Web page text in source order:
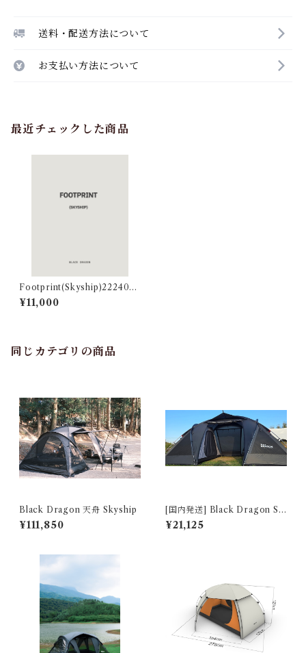
送料・配送方法について
お支払い方法について
最近チェックした商品
Footprint(Skyship)2224041
3004
¥11,000
同じカテゴリの商品
Black Dragon 天舟 Skyship
¥111,850
[国内発送] Black Dragon SK
YSHIP INNER天舟 Inner te
nt 22240413003
¥21,125